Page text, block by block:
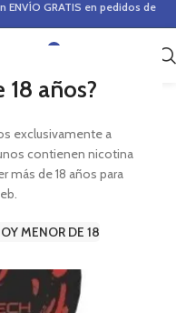
18 años?
exclusivamente a
contienen nicotina
más de 18 años para
MENOR DE 18
ENVÍO GRATIS en pedidos de
0